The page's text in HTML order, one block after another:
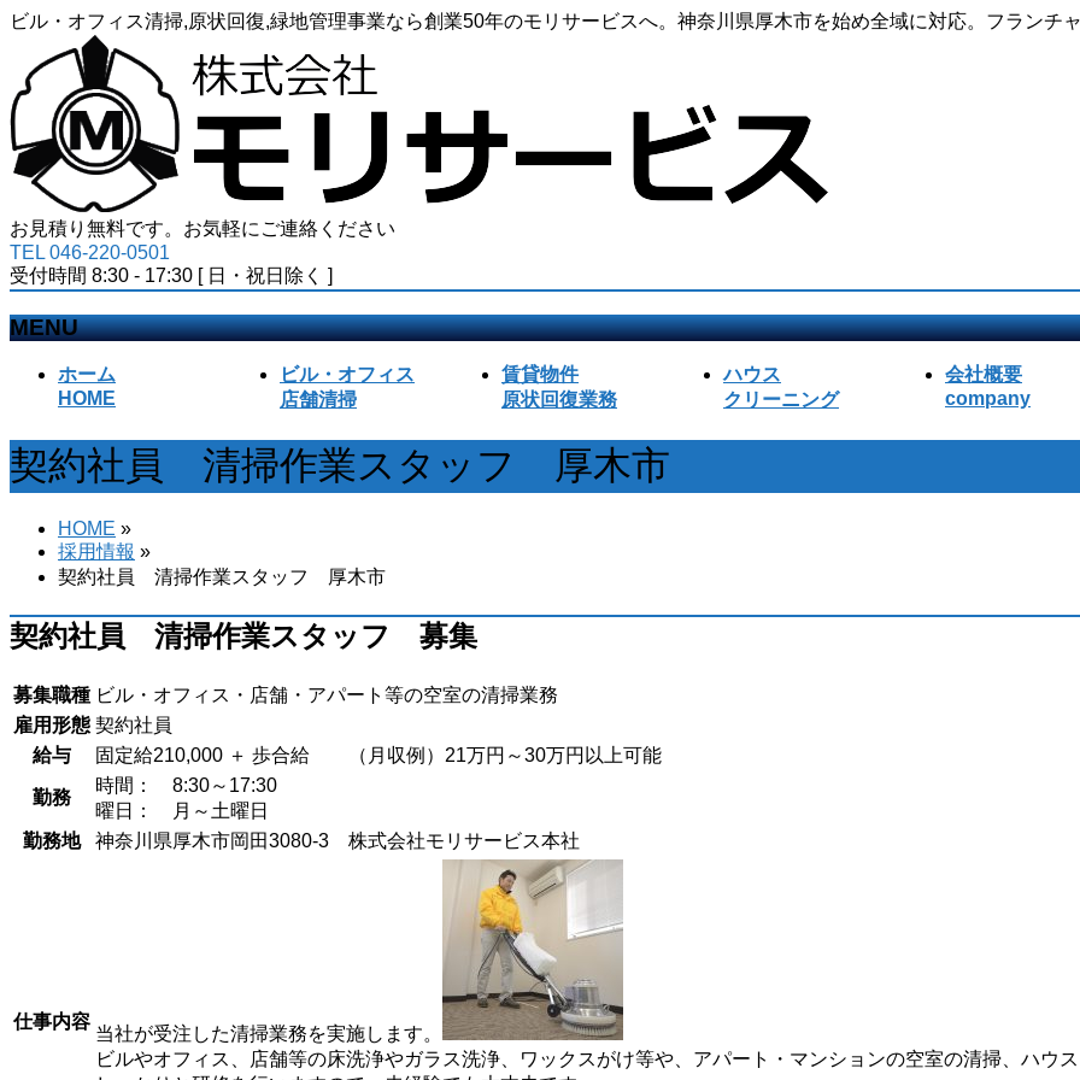
ビル・オフィス清掃,原状回復,緑地管理事業なら創業50年のモリサービスへ。神奈川県厚木市を始め全域に対応。フランチ
お見積り無料です。お気軽にご連絡ください
TEL 046-220-0501
受付時間 8:30 - 17:30 [ 日・祝日除く ]
MENU
ー
を
飛
ホーム
HOME
ビル・オフィス
店舗清掃
賃貸物件
原状回復業務
ハウス
クリーニング
会社概要
company
契約社員 清掃作業スタッフ 厚木市
HOME »
採用情報 »
契約社員 清掃作業スタッフ 厚木市
契約社員 清掃作業スタッフ 募集
募集職種 ビル・オフィス・店舗・アパート等の空室の清掃業務
雇用形態 契約社員
給与
固定給210,000 ＋ 歩合給 （月収例）21万円～30万円以上可能
勤務
時間： 8:30～17:30
曜日： 月～土曜日
勤務地
神奈川県厚木市岡田3080-3 株式会社モリサービス本社
仕事内容
当社が受注した清掃業務を実施します。
ビルやオフィス、店舗等の床洗浄やガラス洗浄、ワックスがけ等や、アパート・マンションの空室の清掃、ハウス